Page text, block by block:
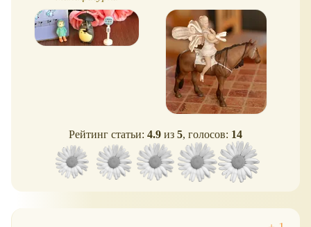
Рейтинг статьи: 4.9 из 5, голосов: 14